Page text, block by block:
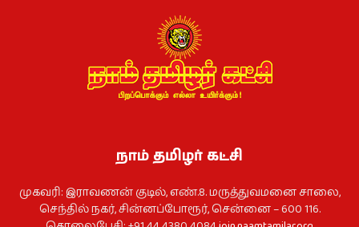
நாம் தமிழர் கட்சி
முகவரி: இராவணன் குடில், எண்.8. மருத்துவமனை சாலை,
செந்தில் நகர், சின்னப்போரூர், சென்னை – 600 116.